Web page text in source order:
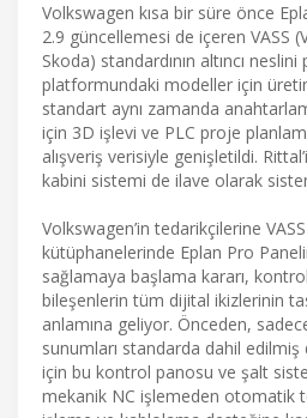
Volkswagen kısa bir süre önce
2.9 güncellemesi de içeren VASS
Skoda) standardının altıncı
platformundaki modeller için
standart aynı zamanda
için 3D işlevi ve PLC proje
alışveriş verisiyle genişletildi.
kabini sistemi de ilave olarak
Volkswagen’in tedarikçilerine
kütüphanelerinde Eplan Pro
sağlamaya başlama kararı,
bileşenlerin tüm dijital ikizlerinin
anlamına geliyor. Önceden,
sunumları standarda dahil edilmiş
için bu kontrol panosu ve şalt
mekanik NC işlemeden otomatik